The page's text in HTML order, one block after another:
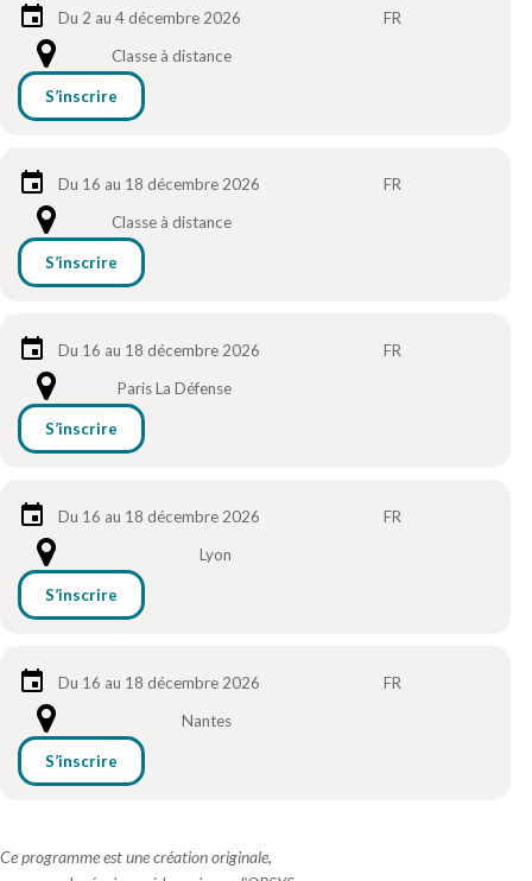
Du 2 au 4 décembre 2026
FR
Classe à distance
S’inscrire
Du 16 au 18 décembre 2026
FR
Classe à distance
S’inscrire
Du 16 au 18 décembre 2026
FR
Paris La Défense
S’inscrire
Du 16 au 18 décembre 2026
FR
Lyon
S’inscrire
Du 16 au 18 décembre 2026
FR
Nantes
S’inscrire
Ce programme est une création originale,